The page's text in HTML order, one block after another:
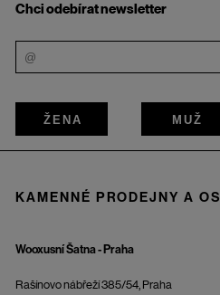
Chci odebírat newsletter
ŽENA MUŽ
KAMENNÉ PRODEJNY A
Wooxusní Šatna - Praha
Rašínovo nábřeží 385/54, Praha